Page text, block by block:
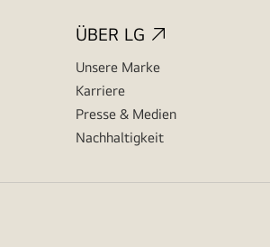
ÜBER LG
Unsere Marke
Karriere
Presse & Medien
Nachhaltigkeit